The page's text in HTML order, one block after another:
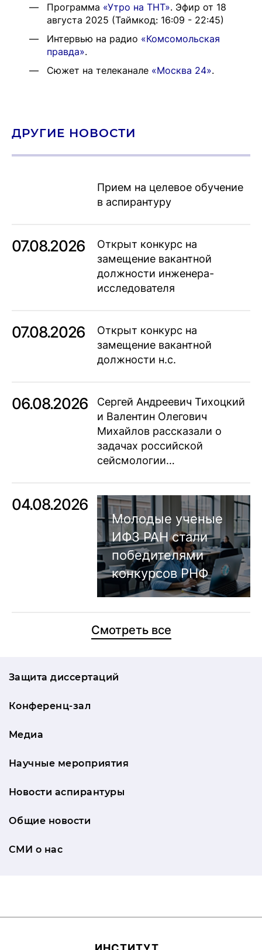
Программа «Утро на ТНТ». Эфир от 18
августа 2025 (Таймкод: 16:09 - 22:45)
Интервью на радио «Комсомольская
правда».
Сюжет на телеканале «Москва 24».
ДРУГИЕ НОВОСТИ
Прием на целевое обучение
в аспирантуру
07.08.2026
Открыт конкурс на
замещение вакантной
должности инженера-
исследователя
07.08.2026
Открыт конкурс на
замещение вакантной
должности н.с.
06.08.2026
Сергей Андреевич Тихоцкий
и Валентин Олегович
Михайлов рассказали о
задачах российской
сейсмологии…
04.08.2026
Молодые ученые
ИФЗ РАН стали
победителями
конкурсов РНФ
Смотреть все
Защита диссертаций
Конференц-зал
Медиа
Научные мероприятия
Новости аспирантуры
Общие новости
СМИ о нас